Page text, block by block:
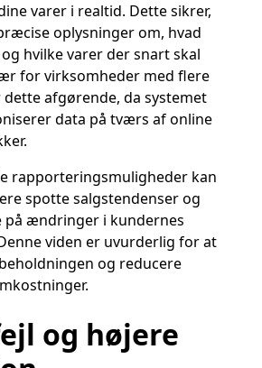
varer i realtid. Dette sikrer,
oplysninger om, hvad
hvilke varer der snart skal
for virksomheder med flere
afgørende, da systemet
data på tværs af online
rapporteringsmuligheder kan
spotte salgstendenser og
på ændringer i kundernes
viden er uvurderlig for at
og reducere
og højere